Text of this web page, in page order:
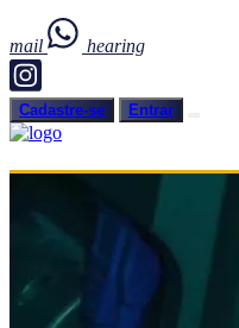
mail hearing
Cadastre-se Entrar